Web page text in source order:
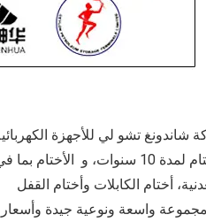
شاندونغ تشو لي للأجهزة
الأختام لمدة 10 سنوات، و
أختام الكابلات وأختام القفل
واسعة ونوعية جيدة وأسعار